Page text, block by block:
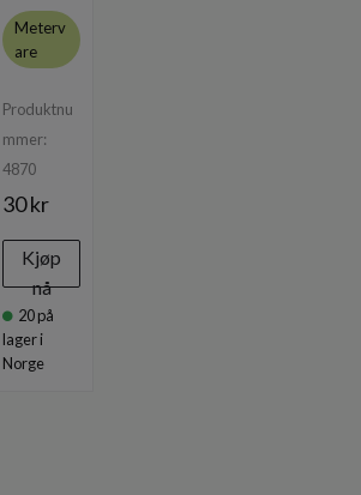
Meterv
are
Produktnu
mmer:
4870
30 kr
Kjøp
nå
20på
lager i
Norge